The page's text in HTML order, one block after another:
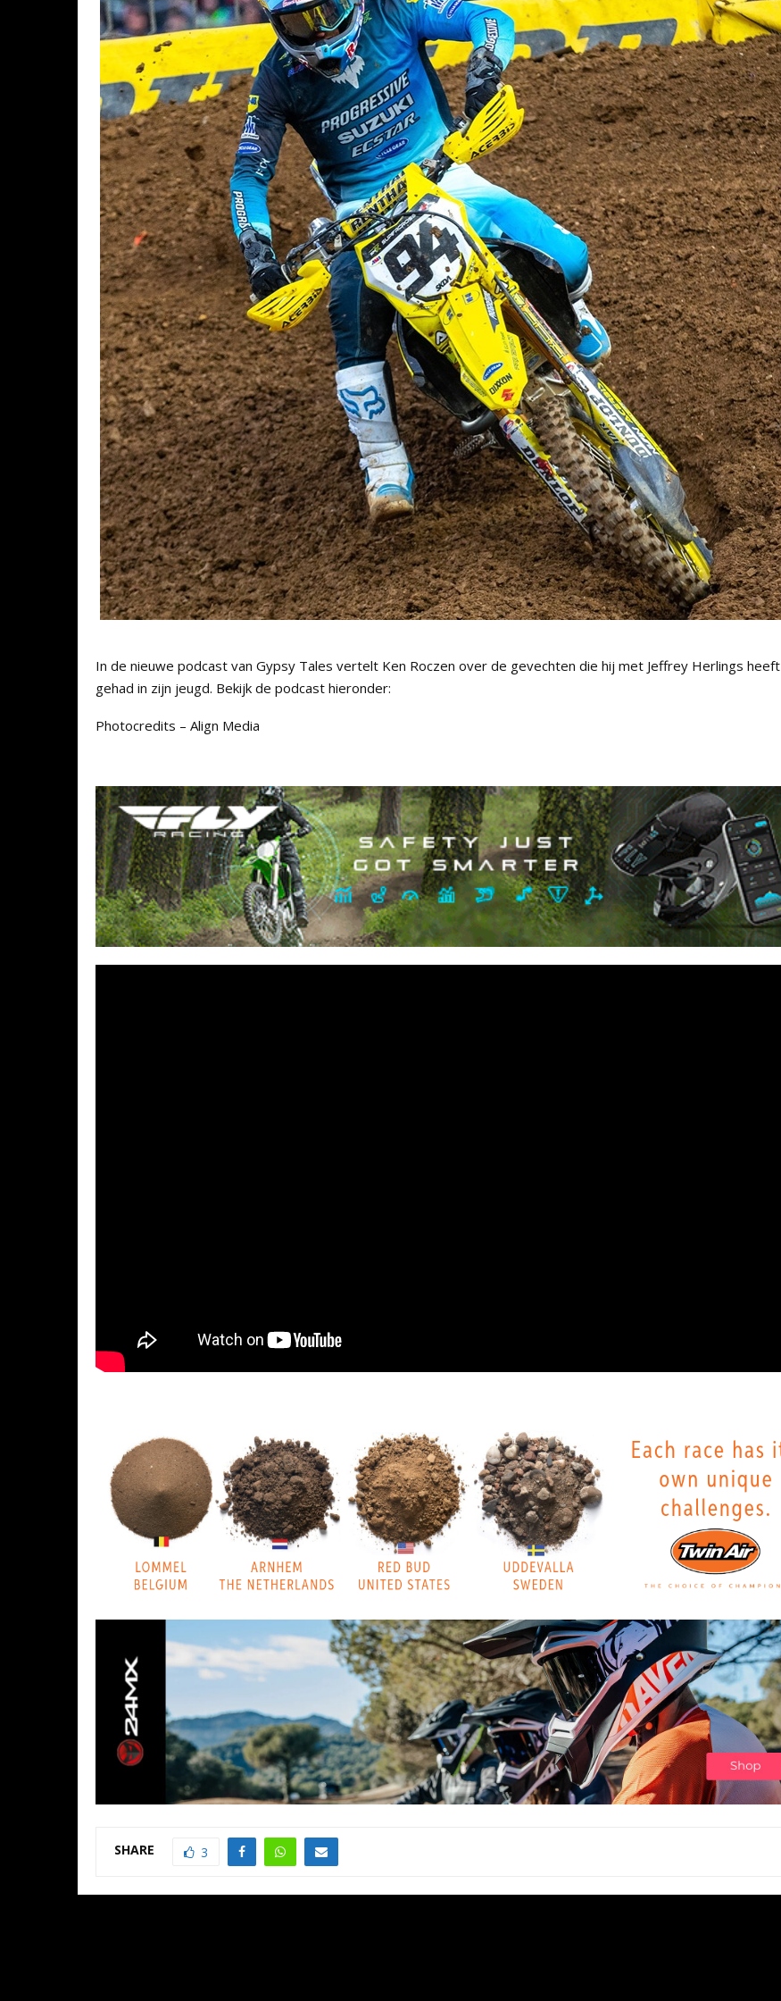
In de nieuwe podcast van Gypsy Tales vertelt Ken Roczen over de gevechten die hij met Jeffrey Herlings heeft
gehad in zijn jeugd. Bekijk de podcast hieronder:
Photocredits – Align Media
SHARE 3